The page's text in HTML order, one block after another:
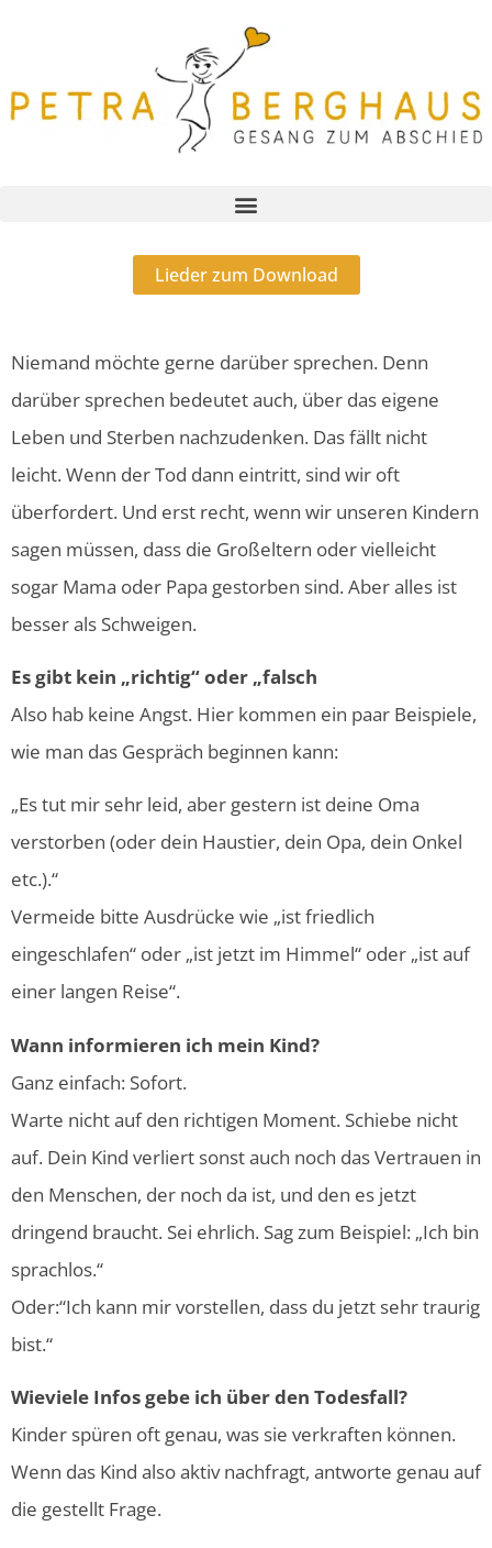
Lieder zum Download
Niemand möchte gerne darüber sprechen. Denn
darüber sprechen bedeutet auch, über das eigene
Leben und Sterben nachzudenken. Das fällt nicht
leicht. Wenn der Tod dann eintritt, sind wir oft
überfordert. Und erst recht, wenn wir unseren Kindern
sagen müssen, dass die Großeltern oder vielleicht
sogar Mama oder Papa gestorben sind. Aber alles ist
besser als Schweigen.
Es gibt kein „richtig“ oder „falsch
Also hab keine Angst. Hier kommen ein paar Beispiele,
wie man das Gespräch beginnen kann:
„Es tut mir sehr leid, aber gestern ist deine Oma
verstorben (oder dein Haustier, dein Opa, dein Onkel
etc.).“
Vermeide bitte Ausdrücke wie „ist friedlich
eingeschlafen“ oder „ist jetzt im Himmel“ oder „ist auf
einer langen Reise“.
Wann informieren ich mein Kind?
Ganz einfach: Sofort.
Warte nicht auf den richtigen Moment. Schiebe nicht
auf. Dein Kind verliert sonst auch noch das Vertrauen in
den Menschen, der noch da ist, und den es jetzt
dringend braucht. Sei ehrlich. Sag zum Beispiel: „Ich bin
sprachlos.“
Oder:“Ich kann mir vorstellen, dass du jetzt sehr traurig
bist.“
Wieviele Infos gebe ich über den Todesfall?
Kinder spüren oft genau, was sie verkraften können.
Wenn das Kind also aktiv nachfragt, antworte genau auf
die gestellt Frage.